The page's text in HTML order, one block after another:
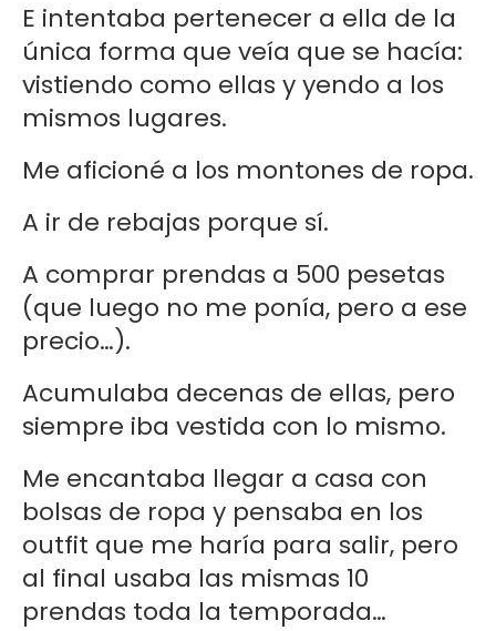
E intentaba pertenecer a ella de la
única forma que veía que se hacía:
vistiendo como ellas y yendo a los
mismos lugares.
Me aficioné a los montones de ropa.
A ir de rebajas porque sí.
A comprar prendas a 500 pesetas
(que luego no me ponía, pero a ese
precio…).
Acumulaba decenas de ellas, pero
siempre iba vestida con lo mismo.
Me encantaba llegar a casa con
bolsas de ropa y pensaba en los
outfit que me haría para salir, pero
al final usaba las mismas 10
prendas toda la temporada…